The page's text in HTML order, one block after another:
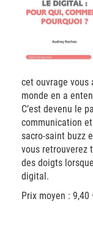
cet ouvrage
monde en a
C’est devenu le
communication
sacro-saint buzz
vous retrouverez
des doigts
digital.
Prix moyen : 9,40